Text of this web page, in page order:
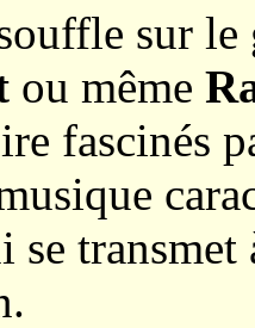
sur
ou même
fascinés
transmet